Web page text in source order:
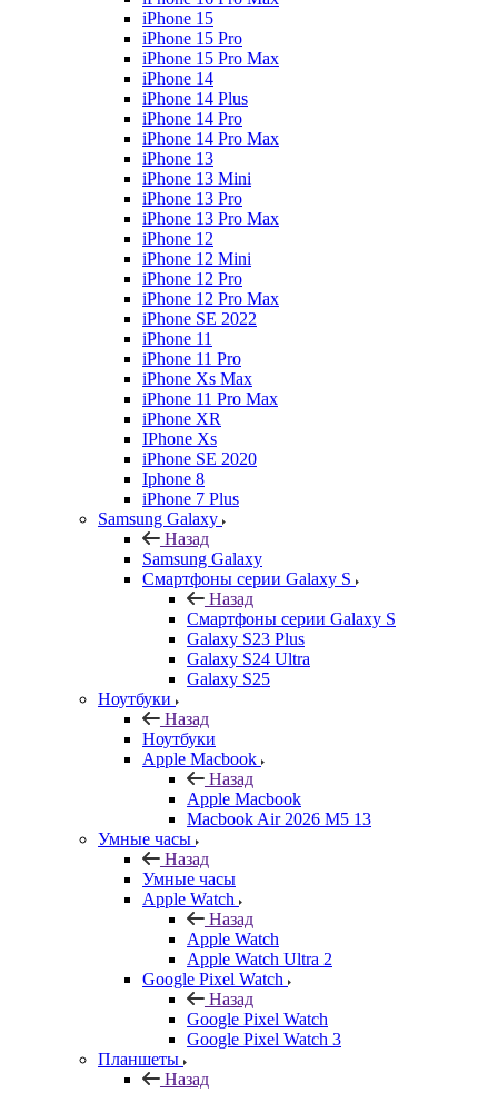
iPhone 15
iPhone 15 Pro
iPhone 15 Pro Max
iPhone 14
iPhone 14 Plus
iPhone 14 Pro
iPhone 14 Pro Max
iPhone 13
iPhone 13 Mini
iPhone 13 Pro
iPhone 13 Pro Max
iPhone 12
iPhone 12 Mini
iPhone 12 Pro
iPhone 12 Pro Max
iPhone SE 2022
iPhone 11
iPhone 11 Pro
iPhone Xs Max
iPhone 11 Pro Max
iPhone XR
IPhone Xs
iPhone SE 2020
Iphone 8
iPhone 7 Plus
Samsung Galaxy
Назад
Samsung Galaxy
Смартфоны серии Galaxy S
Назад
Смартфоны серии Galaxy S
Galaxy S23 Plus
Galaxy S24 Ultra
Galaxy S25
Ноутбуки
Назад
Ноутбуки
Apple Macbook
Назад
Apple Macbook
Macbook Air 2026 M5 13
Умные часы
Назад
Умные часы
Apple Watch
Назад
Apple Watch
Apple Watch Ultra 2
Google Pixel Watch
Назад
Google Pixel Watch
Google Pixel Watch 3
Планшеты
Назад